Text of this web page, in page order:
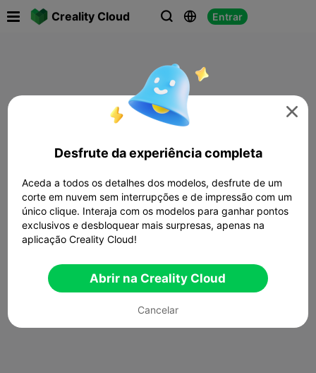
Creality Cloud   Entrar

Desfrute da experiência completa
Aceda a todos os detalhes dos modelos, desfrute de um
corte em nuvem sem interrupções e de impressão com um
único clique. Interaja com os modelos para ganhar pontos
exclusivos e desbloquear mais surpresas, apenas na
aplicação Creality Cloud!
Abrir na Creality Cloud
Cancelar